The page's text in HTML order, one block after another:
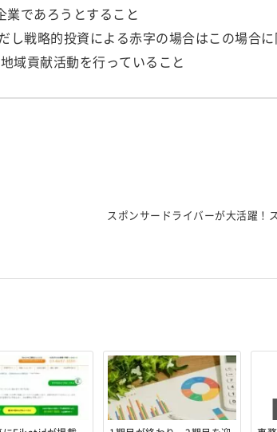
であろうとすること
戦略的投資による赤字の場合はこの場合
域貢献活動を行っていること
スポンサードライバーが大活躍！